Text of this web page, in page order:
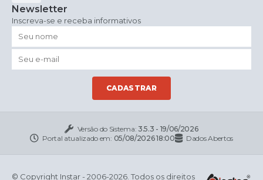
Newsletter
Inscreva-se e receba informativos
CADASTRAR
Versão do Sistema: 3.5.3 - 19/06/2026
Portal atualizado em: 05/08/2026 18:00 Dados Abertos
© Copyright Instar - 2006-2026. Todos os direitos